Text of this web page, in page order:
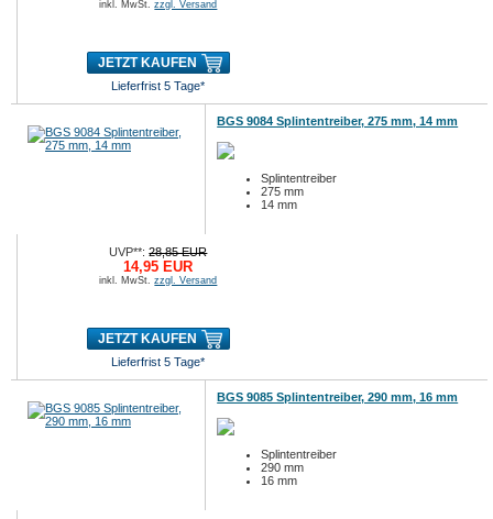
inkl. MwSt.zzgl. Versand
JETZT KAUFEN
Lieferfrist 5 Tage*
BGS 9084 Splintentreiber, 275 mm, 14 mm
Splintentreiber
275 mm
14 mm
UVP**:28,85 EUR
14,95 EUR
inkl. MwSt.zzgl. Versand
JETZT KAUFEN
Lieferfrist 5 Tage*
BGS 9085 Splintentreiber, 290 mm, 16 mm
Splintentreiber
290 mm
16 mm